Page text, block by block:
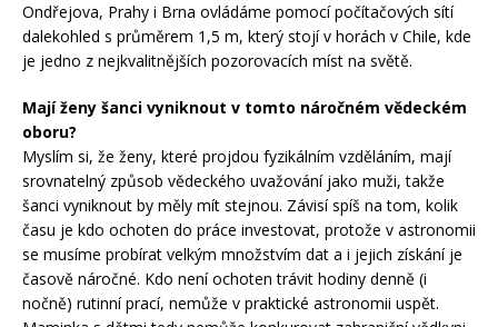
Ondřejova, Prahy i Brna ovládáme pomocí počítačových sítí
dalekohled s průměrem 1,5 m, který stojí v horách v Chile, kde
je jedno z nejkvalitnějších pozorovacích míst na světě.
Mají ženy šanci vyniknout v tomto náročném vědeckém
oboru?
Myslím si, že ženy, které projdou fyzikálním vzděláním, mají
srovnatelný způsob vědeckého uvažování jako muži, takže
šanci vyniknout by měly mít stejnou. Závisí spíš na tom, kolik
času je kdo ochoten do práce investovat, protože v astronomii
se musíme probírat velkým množstvím dat a i jejich získání je
časově náročné. Kdo není ochoten trávit hodiny denně (i
nočně) rutinní prací, nemůže v praktické astronomii uspět.